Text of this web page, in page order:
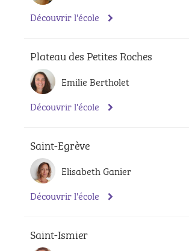
Découvrir l'école
Plateau des Petites Roches
Emilie Bertholet
Découvrir l'école
Saint-Egrève
Elisabeth Ganier
Découvrir l'école
Saint-Ismier